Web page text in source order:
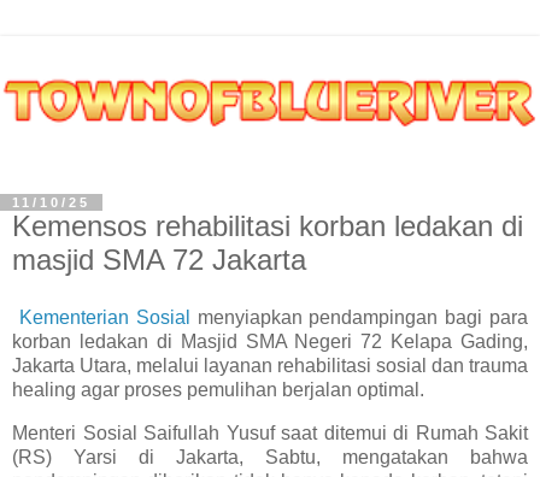
11/10/25
Kemensos rehabilitasi korban ledakan di
masjid SMA 72 Jakarta
Kementerian Sosial
menyiapkan pendampingan bagi para
korban ledakan di Masjid SMA Negeri 72 Kelapa Gading,
Jakarta Utara, melalui layanan rehabilitasi sosial dan trauma
healing agar proses pemulihan berjalan optimal.
Menteri Sosial Saifullah Yusuf saat ditemui di Rumah Sakit
(RS) Yarsi di Jakarta, Sabtu, mengatakan bahwa